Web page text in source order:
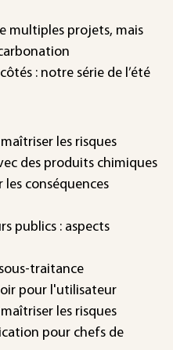
multiples projets, mais
: notre série de l’été
les risques
des produits chimiques
les conséquences
publics : aspects
traitance
pour l'utilisateur
les risques
pour chefs de